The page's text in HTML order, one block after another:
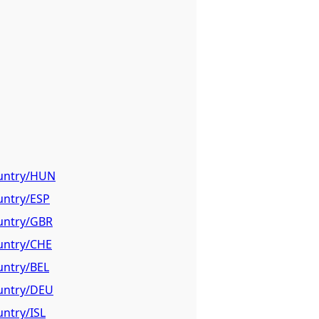
HUN
ESP
GBR
CHE
BEL
DEU
ISL